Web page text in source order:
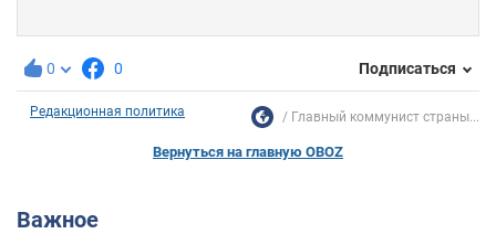
0 0 Подписаться
Редакционная политика Главный коммунист страны...
Вернуться на главную OBOZ
Важное